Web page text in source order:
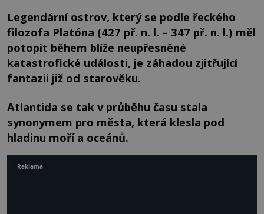
Legendární ostrov, který se podle řeckého
filozofa Platóna (427 př. n. l. – 347 př. n. l.) měl
potopit během blíže neupřesněné
katastrofické události, je záhadou zjitřující
fantazii již od starověku.
Atlantida se tak v průběhu času stala
synonymem pro města, která klesla pod
hladinu moří a oceánů.
Reklama